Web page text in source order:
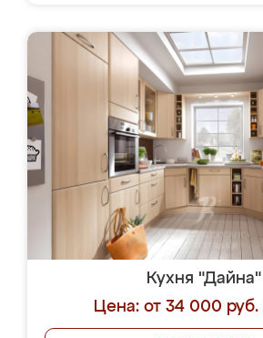
Кухня "Дайна"
Цена: от 34 000 руб.